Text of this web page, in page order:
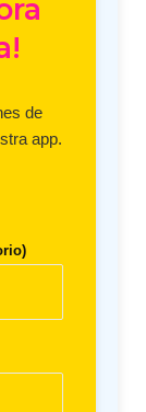
de
app.